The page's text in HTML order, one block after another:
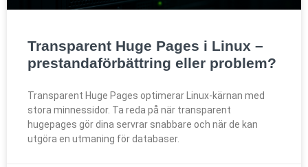
Transparent Huge Pages i Linux –
prestandaförbättring eller problem?
Transparent Huge Pages optimerar Linux-kärnan med
stora minnessidor. Ta reda på när transparent
hugepages gör dina servrar snabbare och när de kan
utgöra en utmaning för databaser.